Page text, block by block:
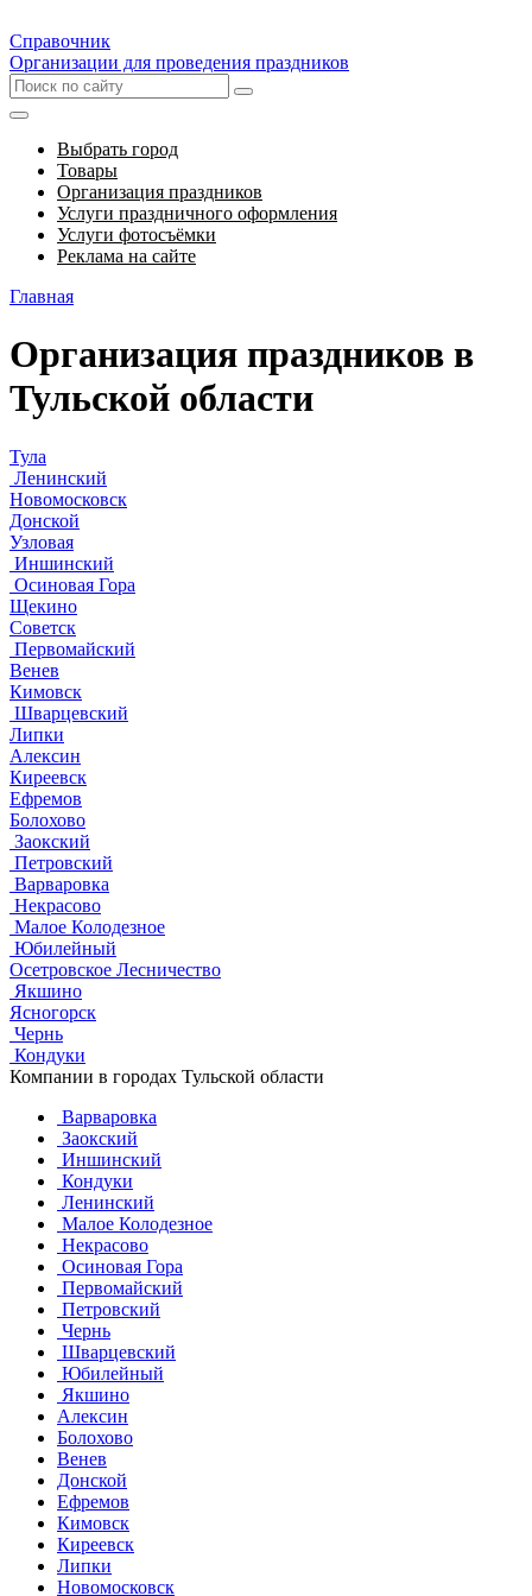
Справочник
Организации для проведения праздников
Выбрать город
Товары
Организация праздников
Услуги праздничного оформления
Услуги фотосъёмки
Реклама на сайте
Главная
Организация праздников в
Тульской области
Тула
Ленинский
Новомосковск
Донской
Узловая
Иншинский
Осиновая Гора
Щекино
Советск
Первомайский
Венев
Кимовск
Шварцевский
Липки
Алексин
Киреевск
Ефремов
Болохово
Заокский
Петровский
Варваровка
Некрасово
Малое Колодезное
Юбилейный
Осетровское Лесничество
Якшино
Ясногорск
Чернь
Кондуки
Компании в городах Тульской области
Варваровка
Заокский
Иншинский
Кондуки
Ленинский
Малое Колодезное
Некрасово
Осиновая Гора
Первомайский
Петровский
Чернь
Шварцевский
Юбилейный
Якшино
Алексин
Болохово
Венев
Донской
Ефремов
Кимовск
Киреевск
Липки
Новомосковск